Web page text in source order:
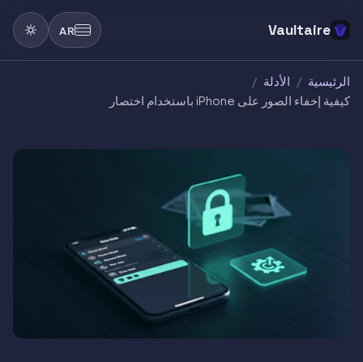
Vaultaire
AR
الرئيسية / الأدلة /
كيفية إخفاء الصور على iPhone باستخدام اختصار